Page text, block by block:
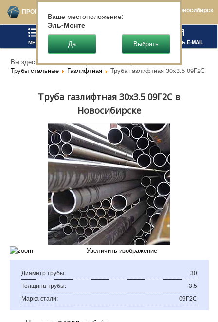
ПРОМТЕХСТАЛЬ Новосибирск
МЕНЮ НАПИСАТЬ E-MAIL
Вы здесь: Главная
Чёрный металлопрокат
Трубы стальные
Газлифтная Труба газлифтная 30х3.5 09Г2С
Труба газлифтная 30х3.5 09Г2С в
Новосибирске
Увеличить изображение
Диаметр трубы:
30
Толщина трубы:
3.5
Марка стали: 09Г2С
Ваше местоположение:
Эль-Монте